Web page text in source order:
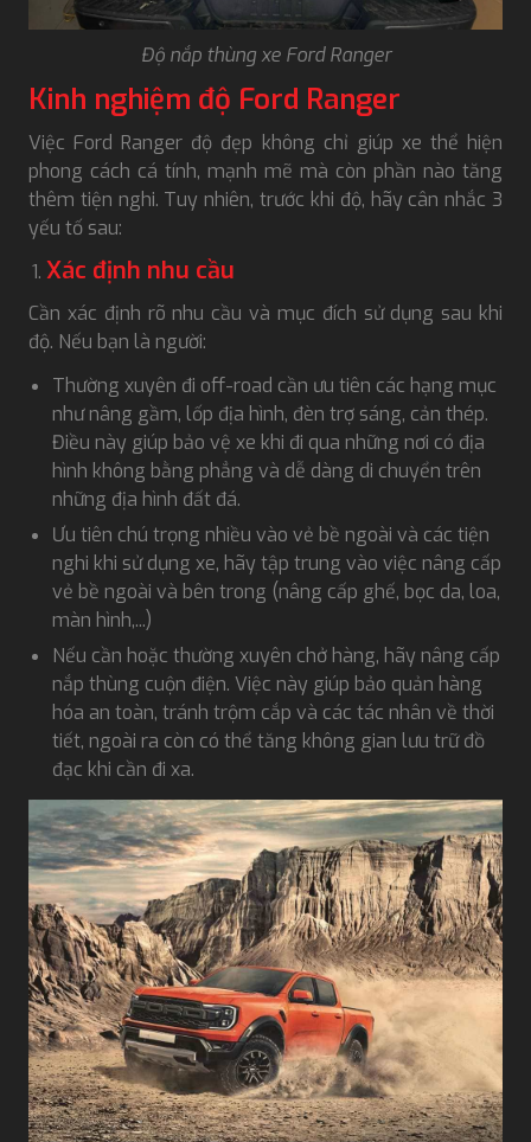
Độ nắp thùng xe Ford Ranger
Kinh nghiệm độ Ford Ranger
Việc Ford Ranger độ đẹp không chỉ giúp xe thể hiện
phong cách cá tính, mạnh mẽ mà còn phần nào tăng
thêm tiện nghi. Tuy nhiên, trước khi độ, hãy cân nhắc 3
yếu tố sau:
Xác định nhu cầu
Cần xác định rõ nhu cầu và mục đích sử dụng sau khi
độ. Nếu bạn là người:
Thường xuyên đi off-road cần ưu tiên các hạng mục
như nâng gầm, lốp địa hình, đèn trợ sáng, cản thép.
Điều này giúp bảo vệ xe khi đi qua những nơi có địa
hình không bằng phẳng và dễ dàng di chuyển trên
những địa hình đất đá.
Ưu tiên chú trọng nhiều vào vẻ bề ngoài và các tiện
nghi khi sử dụng xe, hãy tập trung vào việc nâng cấp
vẻ bề ngoài và bên trong (nâng cấp ghế, bọc da, loa,
màn hình,...)
Nếu cần hoặc thường xuyên chở hàng, hãy nâng cấp
nắp thùng cuộn điện. Việc này giúp bảo quản hàng
hóa an toàn, tránh trộm cắp và các tác nhân về thời
tiết, ngoài ra còn có thể tăng không gian lưu trữ đồ
đạc khi cần đi xa.